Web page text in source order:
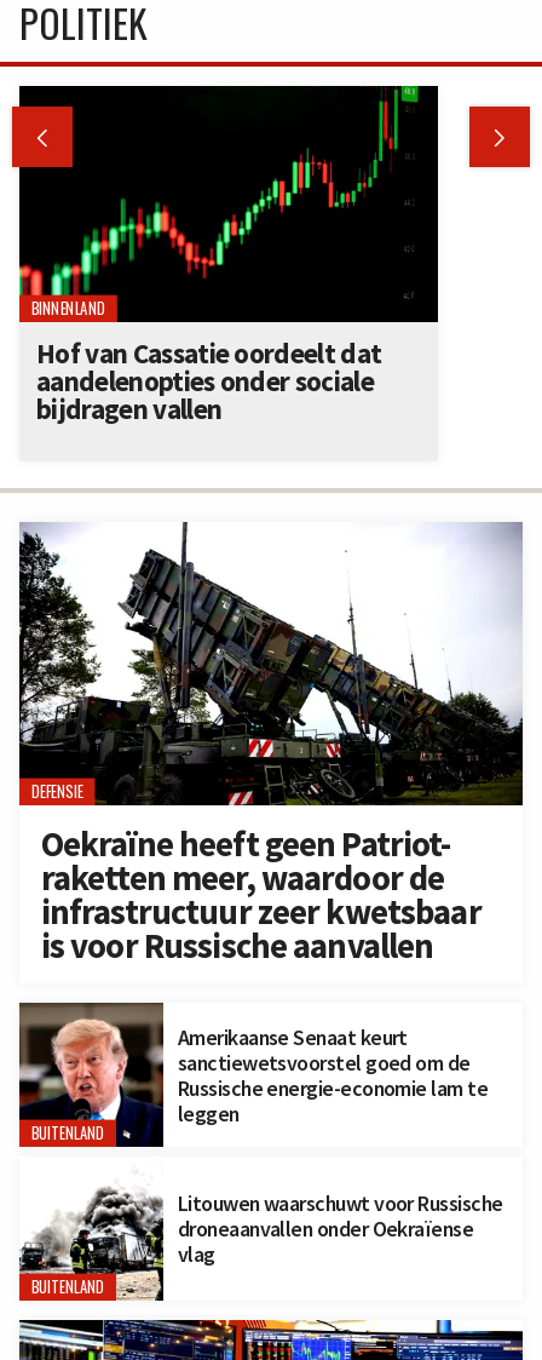
DEFENSIE
Oekraïne heeft geen Patriot-
raketten meer, waardoor de
infrastructuur zeer kwetsbaar
is voor Russische aanvallen
BUITENLAND
Amerikaanse Senaat keurt
sanctiewetsvoorstel goed om de
Russische energie-economie lam te
leggen
BUITENLAND
Litouwen waarschuwt voor Russische
droneaanvallen onder Oekraïense
vlag
POLITIEK
 
BINNENLAND
Hof van Cassatie oordeelt dat
aandelenopties onder sociale
bijdragen vallen